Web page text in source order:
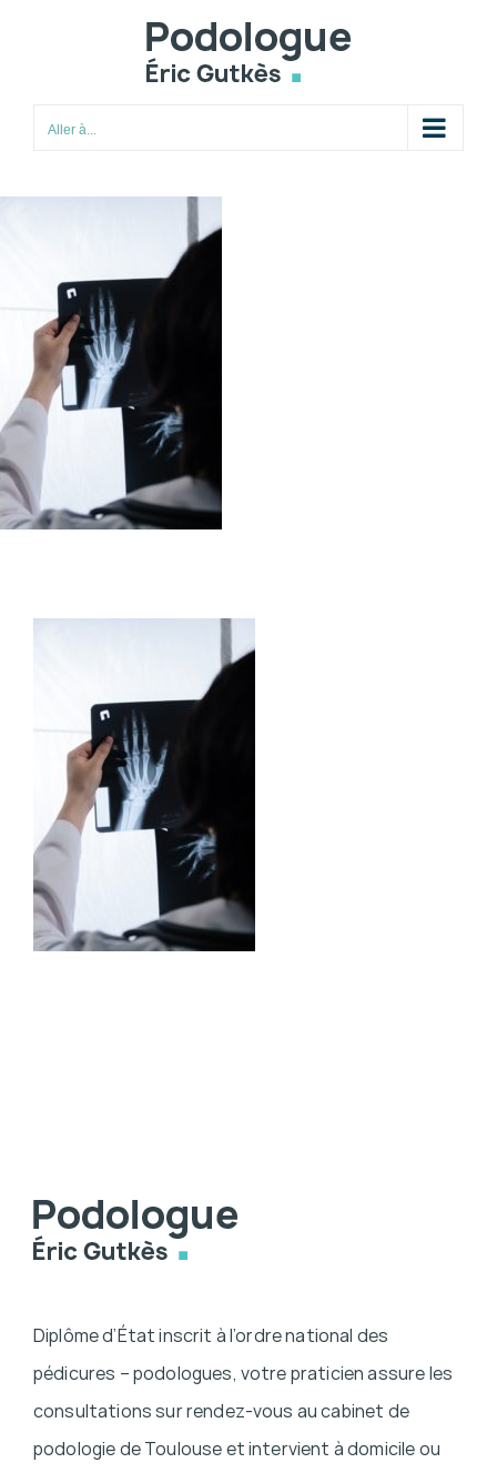
Aller à...
Diplôme d’État inscrit à l’ordre national des
pédicures – podologues, votre praticien assure les
consultations sur rendez-vous au cabinet de
podologie de Toulouse et intervient à domicile ou